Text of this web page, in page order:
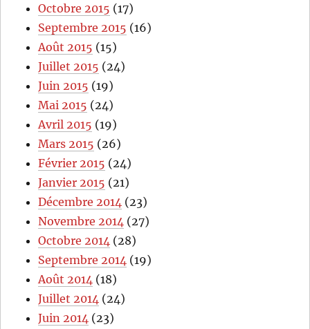
Octobre 2015 (17)
Septembre 2015 (16)
Août 2015 (15)
Juillet 2015 (24)
Juin 2015 (19)
Mai 2015 (24)
Avril 2015 (19)
Mars 2015 (26)
Février 2015 (24)
Janvier 2015 (21)
Décembre 2014 (23)
Novembre 2014 (27)
Octobre 2014 (28)
Septembre 2014 (19)
Août 2014 (18)
Juillet 2014 (24)
Juin 2014 (23)